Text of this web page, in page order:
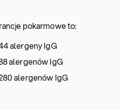
pokarmowe to:
alergeny IgG
alergenów IgG
alergenów IgG